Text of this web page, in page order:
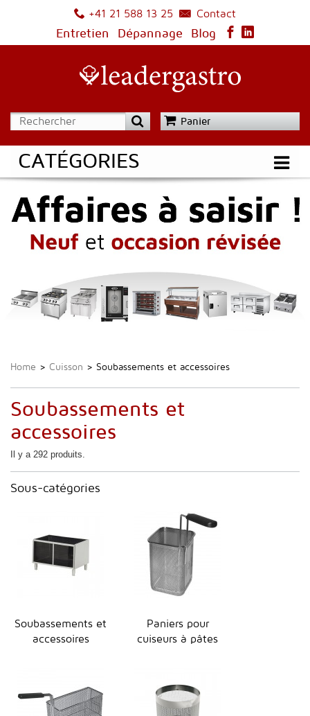
+41 21 588 13 25
Contact
Entretien
Dépannage Blog
Panier
CATÉGORIES
Home > Cuisson > Soubassements et accessoires
Soubassements et
accessoires
Il y a 292 produits.
Sous-catégories
Soubassements et
accessoires
Paniers pour
cuiseurs à pâtes